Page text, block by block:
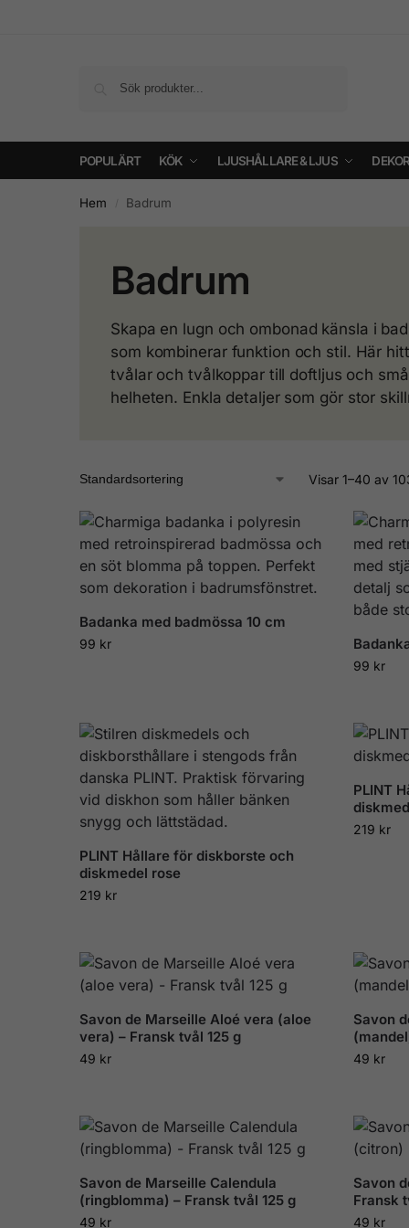
POPULÄRT KÖK LJUSHÅLLARE & LJUS
Hem Badrum
Badrum
Skapa en lugn och ombonad känsla i
som kombinerar funktion och stil. Här
tvålar och tvålkoppar till doftljus och
helheten. Enkla detaljer som gör stor
Visar 1–40 av
Badanka med badmössa 10 cm
99 kr
99 kr
PLINT Hållare för diskborste och
diskmedel rose
219 kr
PLINT
219 kr
Savon de Marseille Aloé vera (aloe
vera) – Fransk tvål 125 g
49 kr
Savon
49 kr
Savon de Marseille Calendula
(ringblomma) – Fransk tvål 125 g
49 kr
Savon
Fransk
49 kr